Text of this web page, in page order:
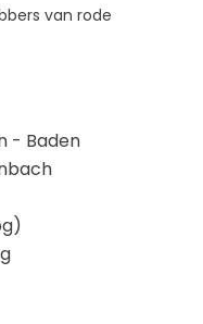
van rode
- Baden